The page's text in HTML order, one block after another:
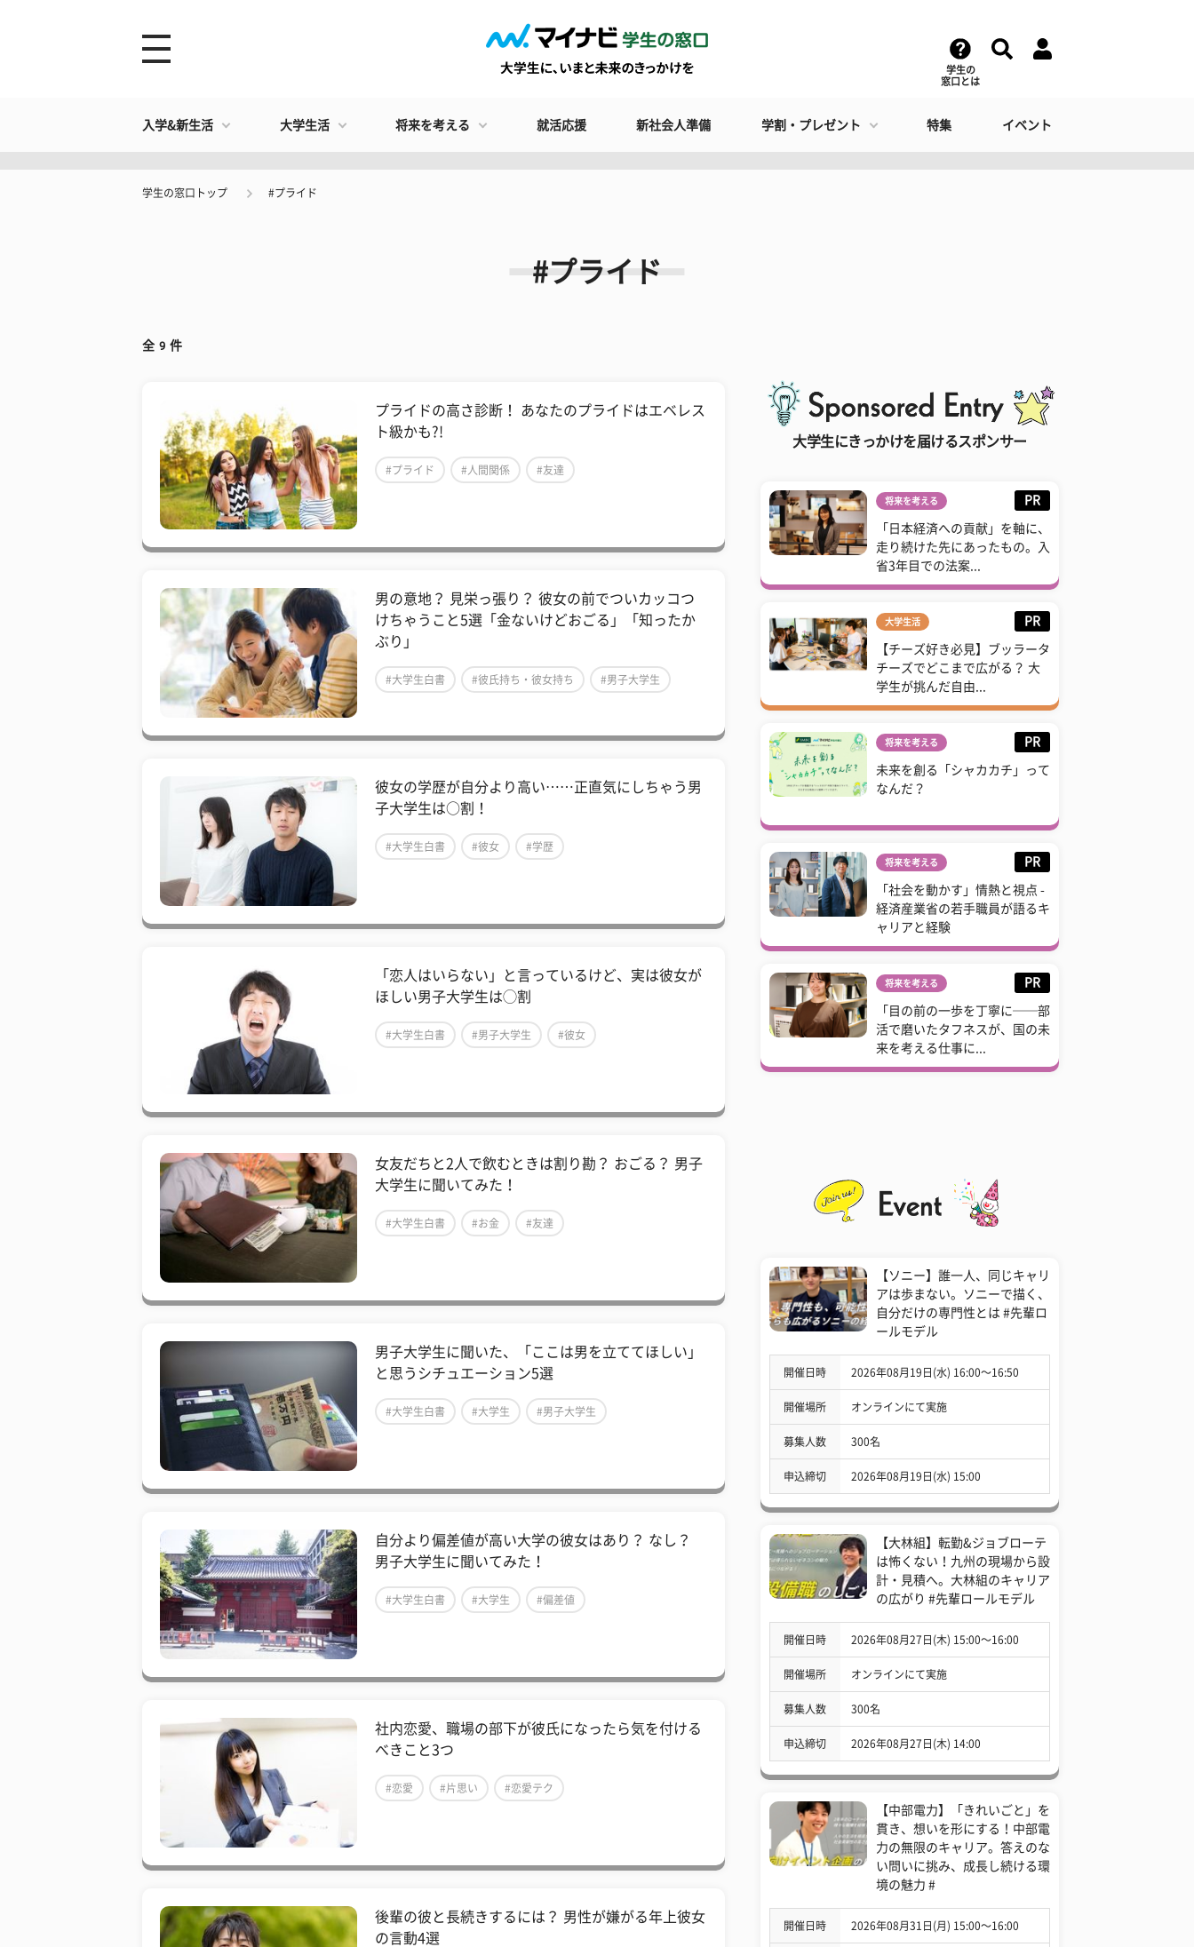
学生の
窓口とは
入学&新生活 大学生活 将来を考える 就活応援 新社会人準備 学割・プレゼント 特集 イベント
学生の窓口トップ #プライド
#プライド
全 9 件
プライドの高さ診断！ あなたのプライドはエベレス
ト級かも?!
#プライド #人間関係 #友達
男の意地？ 見栄っ張り？ 彼女の前でついカッコつ
けちゃうこと5選「金ないけどおごる」「知ったか
ぶり」
#大学生白書 #彼氏持ち・彼女持ち #男子大学生
彼女の学歴が自分より高い……正直気にしちゃう男
子大学生は○割！
#大学生白書 #彼女 #学歴
「恋人はいらない」と言っているけど、実は彼女が
ほしい男子大学生は◯割
#大学生白書 #男子大学生 #彼女
女友だちと2人で飲むときは割り勘？ おごる？ 男子
大学生に聞いてみた！
#大学生白書 #お金 #友達
男子大学生に聞いた、「ここは男を立ててほしい」
と思うシチュエーション5選
#大学生白書 #大学生 #男子大学生
自分より偏差値が高い大学の彼女はあり？ なし？
男子大学生に聞いてみた！
#大学生白書 #大学生 #偏差値
社内恋愛、職場の部下が彼氏になったら気を付ける
べきこと3つ
#恋愛 #片思い #恋愛テク
後輩の彼と長続きするには？ 男性が嫌がる年上彼女
の言動4選
大学生にきっかけを届けるスポンサー
将来を考える PR
「日本経済への貢献」を軸に、
走り続けた先にあったもの。入
省3年目での法案...
大学生活 PR
【チーズ好き必見】ブッラータ
チーズでどこまで広がる？ 大
学生が挑んだ自由...
将来を考える PR
未来を創る「シャカカチ」って
なんだ？
将来を考える PR
「社会を動かす」情熱と視点 -
経済産業省の若手職員が語るキ
ャリアと経験
将来を考える PR
「目の前の一歩を丁寧に──部
活で磨いたタフネスが、国の未
来を考える仕事に...
【ソニー】誰一人、同じキャリ
アは歩まない。ソニーで描く、
自分だけの専門性とは #先輩ロ
ールモデル
開催日時 2026年08月19日(水) 16:00〜16:50
開催場所 オンラインにて実施
募集人数 300名
申込締切 2026年08月19日(水) 15:00
【大林組】転勤&ジョブローテ
は怖くない！九州の現場から設
計・見積へ。大林組のキャリア
の広がり #先輩ロールモデル
開催日時 2026年08月27日(木) 15:00〜16:00
開催場所 オンラインにて実施
募集人数 300名
申込締切 2026年08月27日(木) 14:00
【中部電力】「きれいごと」を
貫き、想いを形にする！中部電
力の無限のキャリア。答えのな
い問いに挑み、成長し続ける環
境の魅力 #
開催日時 2026年08月31日(月) 15:00〜16:00